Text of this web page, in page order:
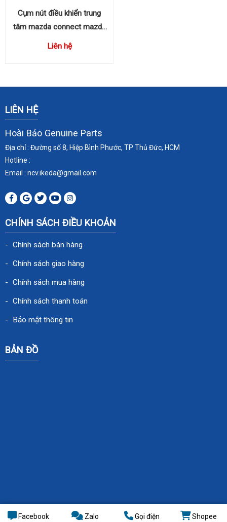
Cụm nút điều khiển trung
tâm mazda connect mazda
3 mazda 6
Liên hệ
LIÊN HỆ
Hoài Bảo Genuine Parts
Địa chỉ : Đường số 8, Hiệp Bình Phước, TP Thủ Đức, HCM
Hotline :
Email : ncv.ikeda@gmail.com
CHÍNH SÁCH ĐIỀU KHOẢN
Chính sách bán hàng
Chính sách giao hàng
Chính sách mua hàng
Chính sách thanh toán
Bảo mật thông tin
BẢN ĐỒ
Facebook Zalo Gọi điện Shopee